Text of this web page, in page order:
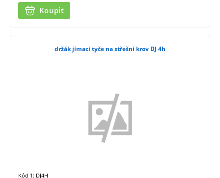
Koupit
držák jímací tyče na střešní krov DJ 4h
Kód 1: DJ4H